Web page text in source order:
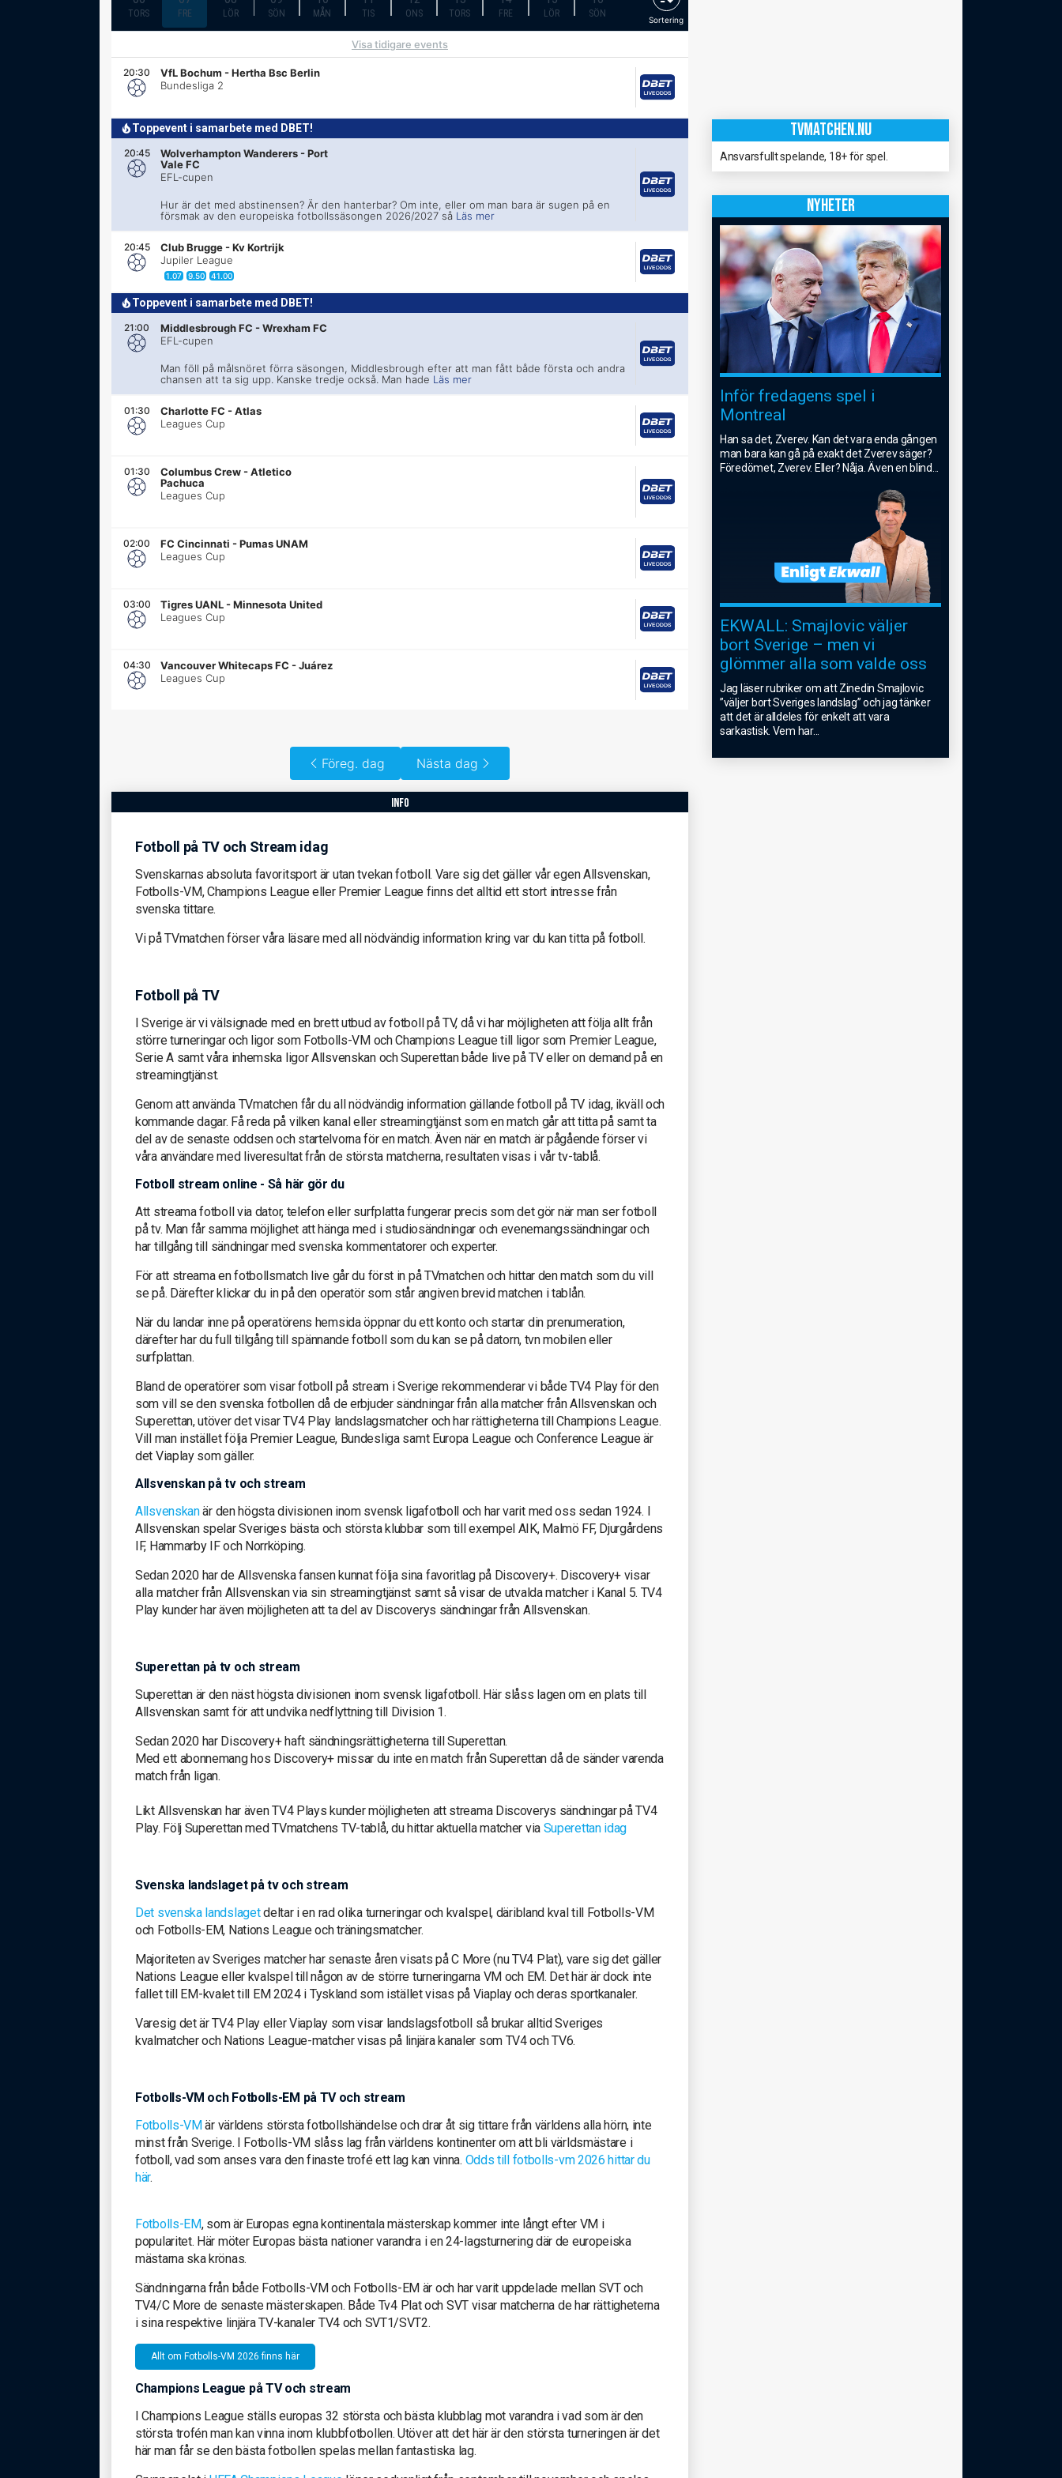
TORS FRE LÖR SÖN MÅN TIS ONS TORS FRE LÖR SÖN
Sortering
Visa tidigare events
20:30 VfL Bochum -Hertha Bsc Berlin
Bundesliga 2
Toppevent i samarbete med DBET!
20:45 Wolverhampton Wanderers -Port
Vale FC
EFL-cupen
Hur är det med abstinensen? Är den hanterbar? Om inte, eller om man bara är sugen på en
försmak av den europeiska fotbollssäsongen 2026/2027 så Läs mer
20:45 Club Brugge -Kv Kortrijk
Jupiler League
1.07 9.50 41.00
Toppevent i samarbete med DBET!
21:00 Middlesbrough FC -Wrexham FC
EFL-cupen
Man föll på målsnöret förra säsongen, Middlesbrough efter att man fått både första och andra
chansen att ta sig upp. Kanske tredje också. Man hade Läs mer
01:30 Charlotte FC -Atlas
Leagues Cup
01:30 Columbus Crew -Atletico
Pachuca
Leagues Cup
02:00 FC Cincinnati -Pumas UNAM
Leagues Cup
03:00 Tigres UANL -Minnesota United
Leagues Cup
04:30 Vancouver Whitecaps FC -Juárez
Leagues Cup
Föreg. dag Nästa dag
info
Fotboll på TV och Stream idag
Svenskarnas absoluta favoritsport är utan tvekan fotboll. Vare sig det gäller vår egen Allsvenskan,
Fotbolls-VM, Champions League eller Premier League finns det alltid ett stort intresse från
svenska tittare.
Vi på TVmatchen förser våra läsare med all nödvändig information kring var du kan titta på fotboll.
Fotboll på TV
I Sverige är vi välsignade med en brett utbud av fotboll på TV, då vi har möjligheten att följa allt från
större turneringar och ligor som Fotbolls-VM och Champions League till ligor som Premier League,
Serie A samt våra inhemska ligor Allsvenskan och Superettan både live på TV eller on demand på en
streamingtjänst.
Genom att använda TVmatchen får du all nödvändig information gällande fotboll på TV idag, ikväll och
kommande dagar. Få reda på vilken kanal eller streamingtjänst som en match går att titta på samt ta
del av de senaste oddsen och startelvorna för en match. Även när en match är pågående förser vi
våra användare med liveresultat från de största matcherna, resultaten visas i vår tv-tablå.
Fotboll stream online - Så här gör du
Att streama fotboll via dator, telefon eller surfplatta fungerar precis som det gör när man ser fotboll
på tv. Man får samma möjlighet att hänga med i studiosändningar och evenemangssändningar och
har tillgång till sändningar med svenska kommentatorer och experter.
För att streama en fotbollsmatch live går du först in på TVmatchen och hittar den match som du vill
se på. Därefter klickar du in på den operatör som står angiven brevid matchen i tablån.
När du landar inne på operatörens hemsida öppnar du ett konto och startar din prenumeration,
därefter har du full tillgång till spännande fotboll som du kan se på datorn, tvn mobilen eller
surfplattan.
Bland de operatörer som visar fotboll på stream i Sverige rekommenderar vi både TV4 Play för den
som vill se den svenska fotbollen då de erbjuder sändningar från alla matcher från Allsvenskan och
Superettan, utöver det visar TV4 Play landslagsmatcher och har rättigheterna till Champions League.
Vill man instället följa Premier League, Bundesliga samt Europa League och Conference League är
det Viaplay som gäller.
Allsvenskan på tv och stream
Allsvenskanär den högsta divisionen inom svensk ligafotboll och har varit med oss sedan 1924. I
Allsvenskan spelar Sveriges bästa och största klubbar som till exempel AIK, Malmö FF, Djurgårdens
IF, Hammarby IF och Norrköping.
Sedan 2020 har de Allsvenska fansen kunnat följa sina favoritlag på Discovery+. Discovery+ visar
alla matcher från Allsvenskan via sin streamingtjänst samt så visar de utvalda matcher i Kanal 5. TV4
Play kunder har även möjligheten att ta del av Discoverys sändningar från Allsvenskan.
Superettan på tv och stream
Superettan är den näst högsta divisionen inom svensk ligafotboll. Här slåss lagen om en plats till
Allsvenskan samt för att undvika nedflyttning till Division 1.
Sedan 2020 har Discovery+ haft sändningsrättigheterna till Superettan.
Med ett abonnemang hos Discovery+ missar du inte en match från Superettan då de sänder varenda
match från ligan.
Likt Allsvenskan har även TV4 Plays kunder möjligheten att streama Discoverys sändningar på TV4
Play. Följ Superettan med TVmatchens TV-tablå, du hittar aktuella matcher via Superettan idag
Svenska landslaget på tv och stream
Det svenska landslagetdeltar i en rad olika turneringar och kvalspel, däribland kval till Fotbolls-VM
och Fotbolls-EM, Nations League och träningsmatcher.
Majoriteten av Sveriges matcher har senaste åren visats på C More (nu TV4 Plat), vare sig det gäller
Nations League eller kvalspel till någon av de större turneringarna VM och EM. Det här är dock inte
fallet till EM-kvalet till EM 2024 i Tyskland som istället visas på Viaplay och deras sportkanaler.
Varesig det är TV4 Play eller Viaplay som visar landslagsfotboll så brukar alltid Sveriges
kvalmatcher och Nations League-matcher visas på linjära kanaler som TV4 och TV6.
Fotbolls-VM och Fotbolls-EM på TV och stream
Fotbolls-VMär världens största fotbollshändelse och drar åt sig tittare från världens alla hörn, inte
minst från Sverige. I Fotbolls-VM slåss lag från världens kontinenter om att bli världsmästare i
fotboll, vad som anses vara den finaste trofé ett lag kan vinna. Odds till fotbolls-vm 2026 hittar du
här.
Fotbolls-EM, som är Europas egna kontinentala mästerskap kommer inte långt efter VM i
popularitet. Här möter Europas bästa nationer varandra i en 24-lagsturnering där de europeiska
mästarna ska krönas.
Sändningarna från både Fotbolls-VM och Fotbolls-EM är och har varit uppdelade mellan SVT och
TV4/C More de senaste mästerskapen. Både Tv4 Plat och SVT visar matcherna de har rättigheterna
i sina respektive linjära TV-kanaler TV4 och SVT1/SVT2.
Allt om Fotbolls-VM 2026 finns här
Champions League på TV och stream
I Champions League ställs europas 32 största och bästa klubblag mot varandra i vad som är den
största trofén man kan vinna inom klubbfotbollen. Utöver att det här är den största turneringen är det
här man får se den bästa fotbollen spelas mellan fantastiska lag.
TVMATCHEN.NU
Ansvarsfullt spelande, 18+ för spel.
NYHETER
Inför fredagens spel i
Montreal
Han sa det, Zverev. Kan det vara enda gången
man bara kan gå på exakt det Zverev säger?
Föredömet, Zverev. Eller? Nåja. Även en blind
EKWALL: Smajlovic väljer
bort Sverige – men vi
glömmer alla som valde oss
Jag läser rubriker om att Zinedin Smajlovic
”väljer bort Sveriges landslag” och jag tänker
att det är alldeles för enkelt att vara
sarkastisk. Vem har...